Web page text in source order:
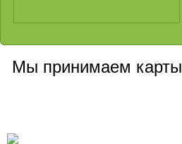
Мы принимаем карты